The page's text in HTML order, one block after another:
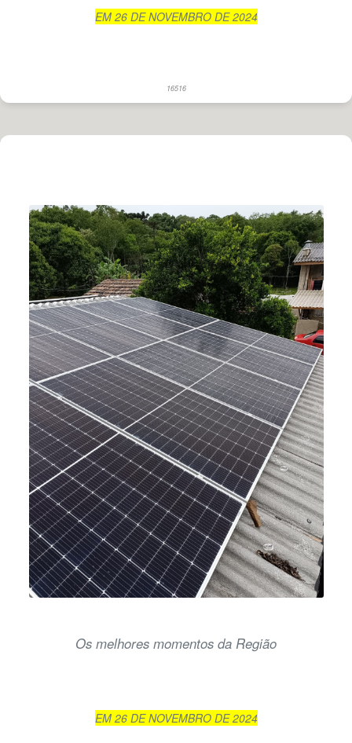
EM 26 DE NOVEMBRO DE 2024
16516
Os melhores momentos da Região
EM 26 DE NOVEMBRO DE 2024